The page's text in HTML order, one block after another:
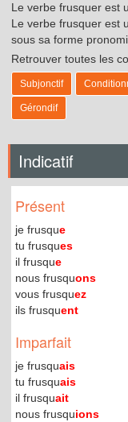
Le verbe frusquer est
Le verbe frusquer est
sous sa forme
Retrouver toutes les
Subjonctif
Gérondif
Indicatif
Présent
je frusque
tu frusques
il frusque
nous frusquons
vous frusquez
ils frusquent
Imparfait
je frusquais
tu frusquais
il frusquait
nous frusquions